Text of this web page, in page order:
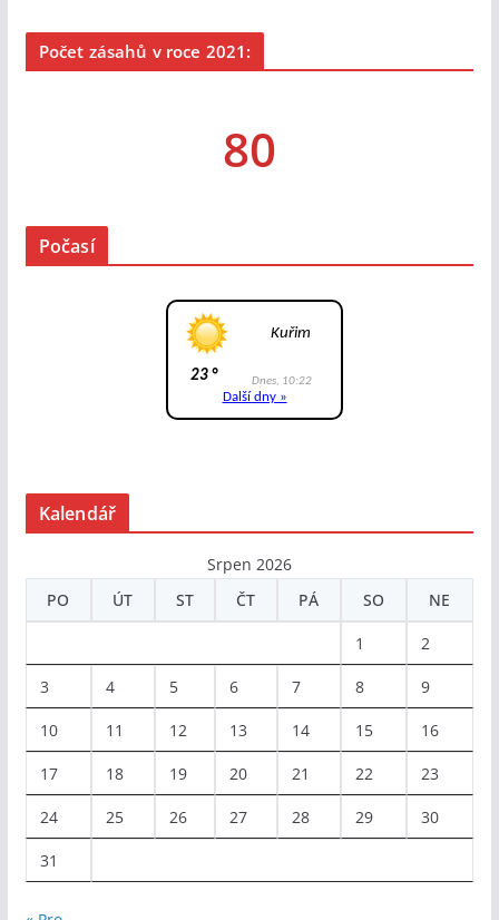
Počet zásahů v roce 2021:
80
Počasí
Kalendář
Srpen 2026
PO
ÚT ST ČT PÁ SO NE
1 2
3 4 5 6 7 8 9
10 11 12 13 14 15 16
17 18 19 20 21 22 23
24 25 26 27 28 29 30
31